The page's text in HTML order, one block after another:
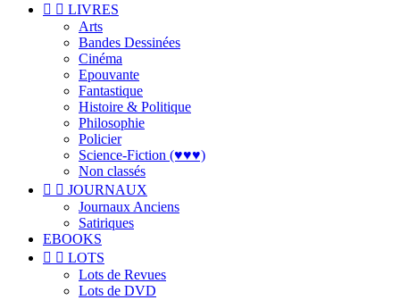
  LIVRES
Arts
Bandes Dessinées
Cinéma
Epouvante
Fantastique
Histoire & Politique
Philosophie
Policier
Science-Fiction (♥♥♥)
Non classés
  JOURNAUX
Journaux Anciens
Satiriques
EBOOKS
  LOTS
Lots de Revues
Lots de DVD